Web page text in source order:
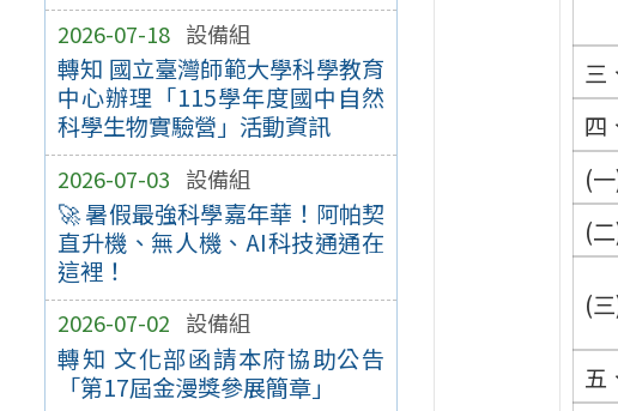
2026-07-18 設備組
轉知 國立臺灣師範大學科學教育
中心辦理「115學年度國中自然
科學生物實驗營」活動資訊
2026-07-03 設備組
🚀 暑假最強科學嘉年華！阿帕契
直升機、無人機、AI科技通通在
這裡！
2026-07-02 設備組
轉知 文化部函請本府協助公告
「第17屆金漫獎參展簡章」
三
四
(
(
(
五